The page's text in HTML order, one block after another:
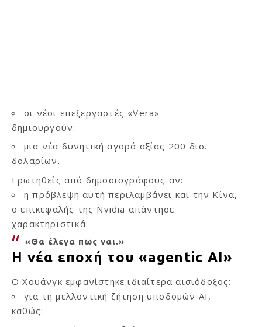
οι νέοι επεξεργαστές «Vera»
δημιουργούν:
μια νέα δυνητική αγορά αξίας 200 δισ.
δολαρίων.
Ερωτηθείς από δημοσιογράφους αν:
η πρόβλεψη αυτή περιλαμβάνει και την Κίνα,
ο επικεφαλής της Nvidia απάντησε
χαρακτηριστικά:
«Θα έλεγα πως ναι.»
Η νέα εποχή του «agentic AI»
Ο Χουάνγκ εμφανίστηκε ιδιαίτερα αισιόδοξος:
για τη μελλοντική ζήτηση υποδομών AI,
καθώς: